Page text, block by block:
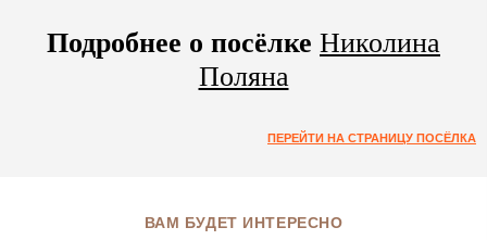
Подробнее о посёлке Николина
Поляна
ПЕРЕЙТИ НА СТРАНИЦУ ПОСЁЛКА
ВАМ БУДЕТ ИНТЕРЕСНО